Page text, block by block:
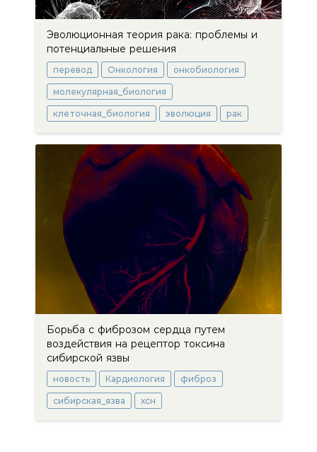
Эволюционная теория рака: проблемы и
потенциальные решения
перевод Онкология онкобиология
молекулярная_биология
клеточная_биология эволюция рак
Борьба с фиброзом сердца путем
воздействия на рецептор токсина
сибирской язвы
новость Кардиология фиброз
сибирская_язва хсн